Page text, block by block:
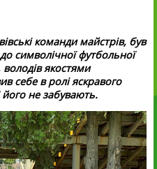
команди майстрів, був
символічної футбольної
володів якостями
себе в ролі яскравого
не забувають.